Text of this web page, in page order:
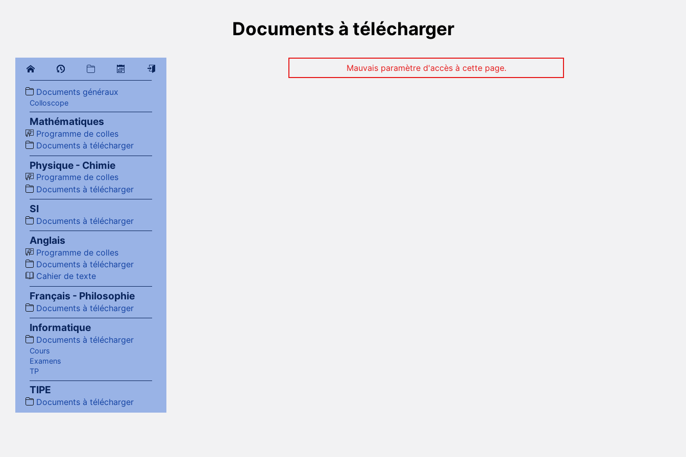
Documents à télécharger
Documents généraux
Colloscope
Mathématiques
Programme de colles
Documents à télécharger
Physique - Chimie
Programme de colles
Documents à télécharger
SI
Documents à télécharger
Anglais
Programme de colles
Documents à télécharger
Cahier de texte
Français - Philosophie
Documents à télécharger
Informatique
Documents à télécharger
Cours
Examens
TP
TIPE
Documents à télécharger
Mauvais paramètre d'accès à cette page.